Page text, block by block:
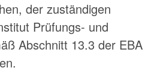
der zuständigen
Prüfungs- und
Abschnitt 13.3 der EBA